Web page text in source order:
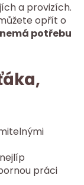
a provizích.
opřít o
nemá potřebu
práci